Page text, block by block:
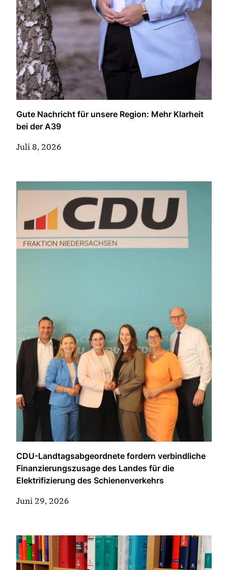
Gute Nachricht für unsere Region: Mehr Klarheit
bei der A39
Juli 8, 2026
CDU-Landtagsabgeordnete fordern verbindliche
Finanzierungszusage des Landes für die
Elektrifizierung des Schienenverkehrs
Juni 29, 2026